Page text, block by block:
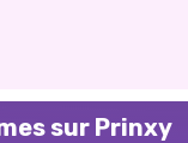
sur Prinxy